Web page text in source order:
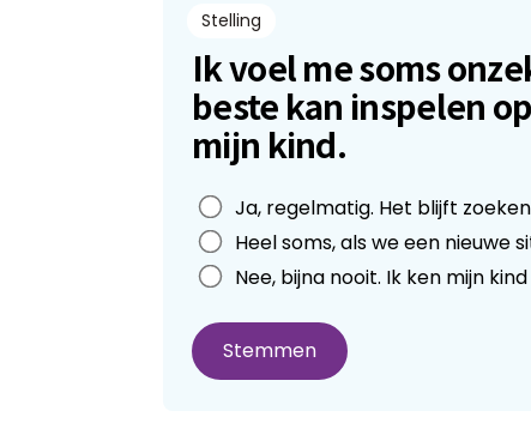
Stelling
Ik voel me soms
beste kan inspelen
mijn kind.
Leave
this
field
blank
Ja, regelmatig. Het blijft
Heel soms, als we een nieuwe
Nee, bijna nooit. Ik ken mijn
Stemmen